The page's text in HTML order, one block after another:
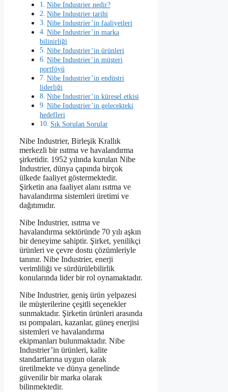
Nibe Industrier nedir?
Nibe Industrier tarihi
Nibe Industrier’in faaliyetleri
Nibe Industrier’in marka
bilinirliği
Nibe Industrier’in ürünleri
Nibe Industrier’in müşteri
portföyü
Nibe Industrier’in endüstri
liderliği
Nibe Industrier’in küresel etkisi
Nibe Industrier’in gelecekteki
hedefleri
Sık Sorulan Sorular
Nibe Industrier, Birleşik Krallık
merkezli bir ısıtma ve havalandırma
şirketidir. 1952 yılında kurulan Nibe
Industrier, dünya çapında birçok
ülkede faaliyet göstermektedir.
Şirketin ana faaliyet alanı ısıtma ve
havalandırma sistemleri üretimi ve
dağıtımıdır.
Nibe Industrier, ısıtma ve
havalandırma sektöründe 70 yılı aşkın
bir deneyime sahiptir. Şirket, yenilikçi
ürünleri ve çevre dostu çözümleriyle
tanınır. Nibe Industrier, enerji
verimliliği ve sürdürülebilirlik
konularında lider bir rol oynamaktadır.
Nibe Industrier, geniş ürün yelpazesi
ile müşterilerine çeşitli seçenekler
sunmaktadır. Şirketin ürünleri arasında
ısı pompaları, kazanlar, güneş enerjisi
sistemleri ve havalandırma
ekipmanları bulunmaktadır. Nibe
Industrier’in ürünleri, kalite
standartlarına uygun olarak
üretilmekte ve dünya genelinde
güvenilir bir marka olarak
bilinmektedir.